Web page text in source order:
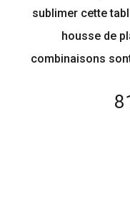
sublimer cette
housse de
combinaisons